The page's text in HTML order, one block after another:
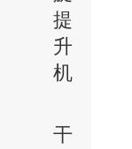
提
升
机
干